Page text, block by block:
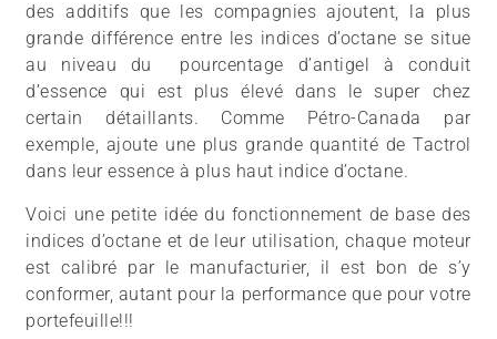
des additifs que les compagnies ajoutent, la plus
grande différence entre les indices d’octane se situe
au niveau du pourcentage d’antigel à conduit
d’essence qui est plus élevé dans le super chez
certain détaillants. Comme Pétro-Canada par
exemple, ajoute une plus grande quantité de Tactrol
dans leur essence à plus haut indice d’octane.
Voici une petite idée du fonctionnement de base des
indices d’octane et de leur utilisation, chaque moteur
est calibré par le manufacturier, il est bon de s’y
conformer, autant pour la performance que pour votre
portefeuille!!!